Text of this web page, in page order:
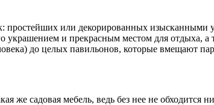
простейших или декорированных
украшением и прекрасным местом для отдыха, а
до целых павильонов, которые вмещают
же садовая мебель, ведь без нее не